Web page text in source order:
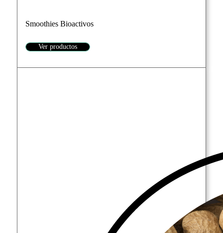
Smoothies Bioactivos
Ver productos